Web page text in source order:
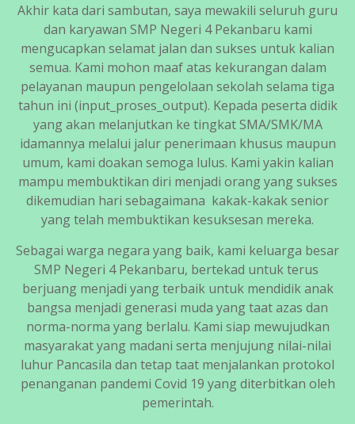
Akhir kata dari sambutan, saya mewakili seluruh guru
dan karyawan SMP Negeri 4 Pekanbaru kami
mengucapkan selamat jalan dan sukses untuk kalian
semua. Kami mohon maaf atas kekurangan dalam
pelayanan maupun pengelolaan sekolah selama tiga
tahun ini (input_proses_output). Kepada peserta didik
yang akan melanjutkan ke tingkat SMA/SMK/MA
idamannya melalui jalur penerimaan khusus maupun
umum, kami doakan semoga lulus. Kami yakin kalian
mampu membuktikan diri menjadi orang yang sukses
dikemudian hari sebagaimana kakak-kakak senior
yang telah membuktikan kesuksesan mereka.
Sebagai warga negara yang baik, kami keluarga besar
SMP Negeri 4 Pekanbaru, bertekad untuk terus
berjuang menjadi yang terbaik untuk mendidik anak
bangsa menjadi generasi muda yang taat azas dan
norma-norma yang berlalu. Kami siap mewujudkan
masyarakat yang madani serta menjujung nilai-nilai
luhur Pancasila dan tetap taat menjalankan protokol
penanganan pandemi Covid 19 yang diterbitkan oleh
pemerintah.